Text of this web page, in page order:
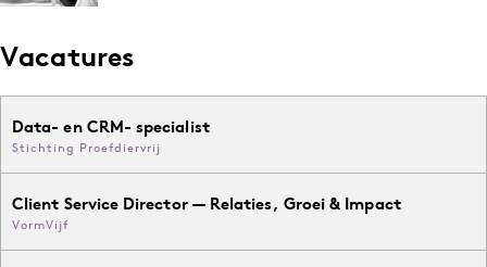
Vacatures
Data- en CRM- specialist
Stichting Proefdiervrij
Client Service Director — Relaties, Groei & Impact
VormVijf